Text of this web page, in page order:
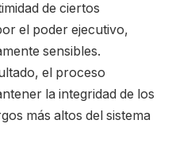
de ciertos
el poder ejecutivo,
sensibles.
el proceso
la integridad de los
más altos del sistema